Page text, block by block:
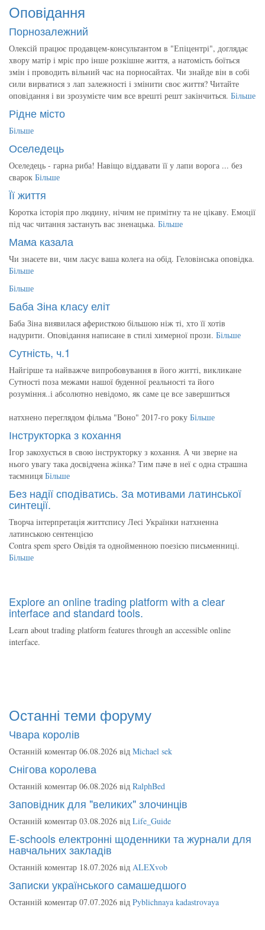
Оповідання
Порнозалежний
Олексій працює продавцем-консультантом в "Епіцентрі", доглядає
хвору матір і мріє про інше розкішне життя, а натомість боїться
змін і проводить вільний час на порносайтах. Чи знайде він в собі
сили вирватися з лап залежності і змінити своє життя? Читайте
оповідання і ви зрозумієте чим все врешті решт закінчиться. Більше
Рідне місто
Більше
Оселедець
Оселедець - гарна риба! Навіщо віддавати її у лапи ворога ... без
сварок Більше
Її життя
Коротка історія про людину, нічим не примітну та не цікаву. Емоції
під час читання застануть вас зненацька. Більше
Мама казала
Чи знаєете ви, чим ласує ваша колега на обід. Геловінська оповідка.
Більше
Більше
Баба Зіна класу еліт
Баба Зіна виявилася аферисткою більшою ніж ті, хто її хотів
надурити. Оповідання написане в стилі химерної прози. Більше
Сутність, ч.1
Найгірше та найважче випробовування в його житті, викликане
Сутності поза межами нашої буденної реальності та його
розуміння..і абсолютно невідомо, як саме це все завершиться
натхнено переглядом фільма "Воно" 2017-го року Більше
Інструкторка з кохання
Ігор закохується в свою інструкторку з кохання. А чи зверне на
нього увагу така досвідчена жінка? Тим паче в неї є одна страшна
таємниця Більше
Без надії сподіватись. За мотивами латинської
синтеції.
Творча інтерпретація життєпису Лесі Українки натхненна
латинською сентенцією
Contra spem spero Овідія та однойменною поезією письменниці.
Більше
Explore an online trading platform with a clear
interface and standard tools.
Learn about trading platform features through an accessible online
interface.
Останні теми форуму
Чвара королів
Останній коментар 06.08.2026 від Michael sek
Снігова королева
Останній коментар 06.08.2026 від RalphBed
Заповідник для "великих" злочинців
Останній коментар 03.08.2026 від Life_Guide
E-schools електронні щоденники та журнали для
навчальних закладів
Останній коментар 18.07.2026 від ALEXvob
Записки українського самашедшого
Останній коментар 07.07.2026 від Pyblichnaya kadastrovaya